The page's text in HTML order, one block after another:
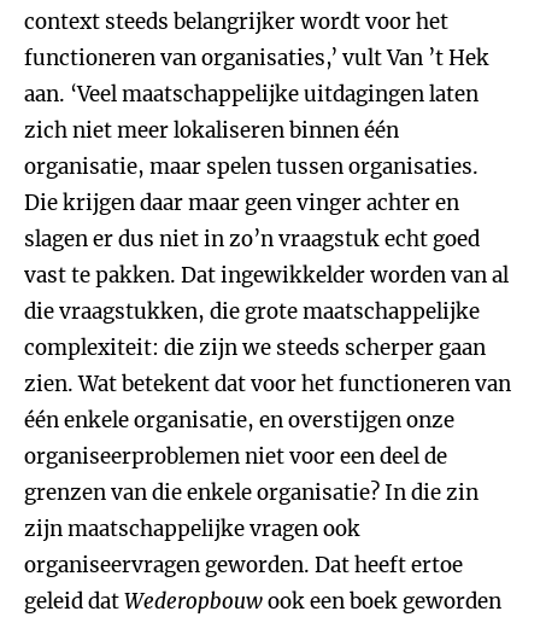
context steeds belangrijker wordt voor het
functioneren van organisaties,’ vult Van ’t Hek
aan. ‘Veel maatschappelijke uitdagingen laten
zich niet meer lokaliseren binnen één
organisatie, maar spelen tussen organisaties.
Die krijgen daar maar geen vinger achter en
slagen er dus niet in zo’n vraagstuk echt goed
vast te pakken. Dat ingewikkelder worden van al
die vraagstukken, die grote maatschappelijke
complexiteit: die zijn we steeds scherper gaan
zien. Wat betekent dat voor het functioneren van
één enkele organisatie, en overstijgen onze
organiseerproblemen niet voor een deel de
grenzen van die enkele organisatie? In die zin
zijn maatschappelijke vragen ook
organiseervragen geworden. Dat heeft ertoe
geleid datWederopbouwook een boek geworden